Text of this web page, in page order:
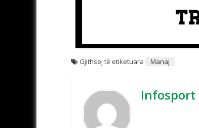
Gjithsej të etiketuara Manaj
Infosport